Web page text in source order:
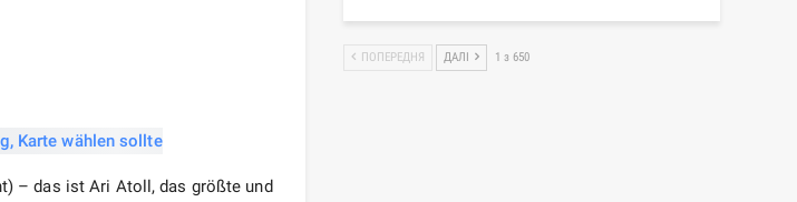
– das ist Ari Atoll, das größte und
ПОПЕРЕДНЯ ДАЛІ 1 з 650